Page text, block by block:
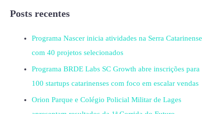
Posts recentes
Programa Nascer inicia atividades na Serra Catarinense
com 40 projetos selecionados
Programa BRDE Labs SC Growth abre inscrições para
100 startups catarinenses com foco em escalar vendas
Orion Parque e Colégio Policial Militar de Lages